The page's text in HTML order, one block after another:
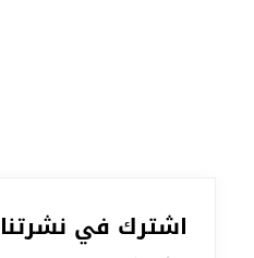
اشترك في نشرتنا